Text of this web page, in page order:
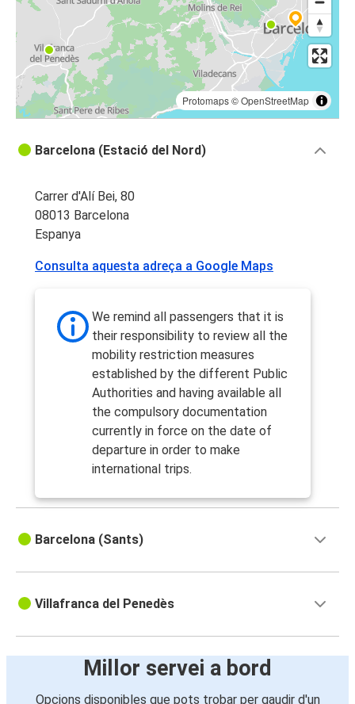
Protomaps©OpenStreetMap
Barcelona (Estació del Nord)
Carrer d'Alí Bei, 80
08013 Barcelona
Espanya
Consulta aquesta adreça a Google Maps
We remind all passengers that it is
their responsibility to review all the
mobility restriction measures
established by the different Public
Authorities and having available all
the compulsory documentation
currently in force on the date of
departure in order to make
international trips.
Barcelona (Sants)
Villafranca del Penedès
Millor servei a bord
Opcions disponibles que pots trobar per gaudir d'un